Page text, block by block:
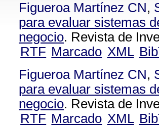
Figueroa Martínez CN,
para evaluar sistemas
negocio. Revista de
RTF Marcado XML
Figueroa Martínez CN,
para evaluar sistemas
negocio. Revista de
RTF Marcado XML